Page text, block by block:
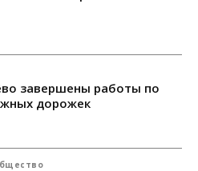
завершены работы по
дорожек